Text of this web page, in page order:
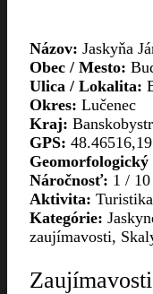
Názov: Jaskyňa
Obec / Mesto:
Ulica / Lokalita:
Okres: Lučenec
Kraj:
GPS:
Geomorfologický
Náročnosť: 1 / 10
Aktivita: Turistika
Kategórie:
zaujímavosti,